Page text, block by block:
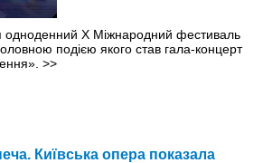
одноденний X Міжнародний фестиваль
подією якого став гала-концерт
>>
Київська опера показала